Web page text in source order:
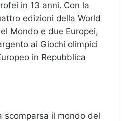
in 13 anni. Con la
edizioni della World
Mondo e due Europei,
ai Giochi olimpici
in Repubblica
scomparsa il mondo del